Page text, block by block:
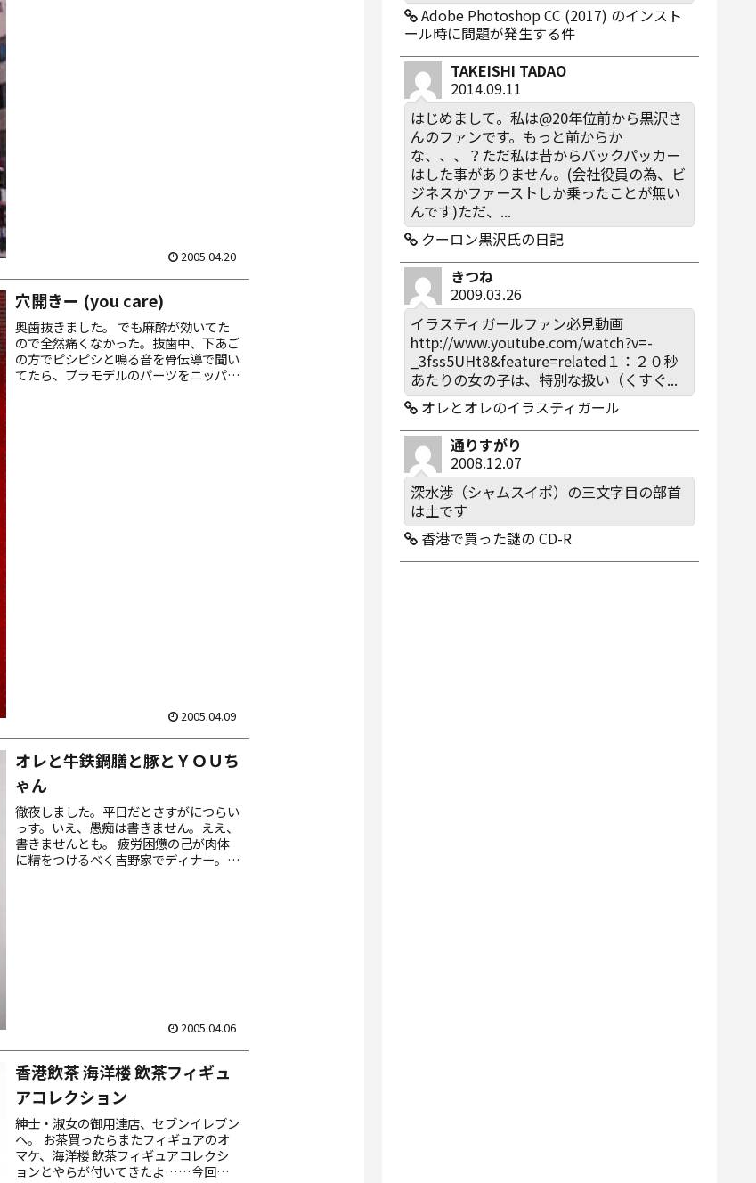
2005.04.20
穴開きー (you care)
奥歯抜きました。 でも麻酔が効いてた
ので全然痛くなかった。抜歯中、下あご
の方でピシピシと鳴る音を骨伝導で聞い
てたら、プラモデルのパーツをニッパー
2005.04.09
オレと牛鉄鍋膳と豚とＹＯＵち
ゃん
徹夜しました。平日だとさすがにつらい
っす。いえ、愚痴は書きません。ええ、
書きませんとも。 疲労困憊の己が肉体
に精をつけるべく吉野家でディナー。今
2005.04.06
香港飲茶 海洋楼 飲茶フィギュ
アコレクション
紳士・淑女の御用達店、セブンイレブン
へ。 お茶買ったらまたフィギュアのオ
マケ、海洋楼 飲茶フィギュアコレクシ
ョンとやらが付いてきたよ……今回の
Adobe Photoshop CC (2017) のインスト
ール時に問題が発生する件
TAKEISHI TADAO
2014.09.11
はじめまして。私は@20年位前から黒沢さ
んのファンです。もっと前からか
な、、、？ただ私は昔からバックパッカー
はした事がありません。(会社役員の為、ビ
ジネスかファーストしか乗ったことが無い
んです)ただ、...
クーロン黒沢氏の日記
きつね
2009.03.26
イラスティガールファン必見動画
http://www.youtube.com/watch?v=-
_3fss5UHt8&feature=related１：２０秒
あたりの女の子は、特別な扱い（くすぐ...
オレとオレのイラスティガール
通りすがり
2008.12.07
深水渉（シャムスイポ）の三文字目の部首
は土です
香港で買った謎の CD-R